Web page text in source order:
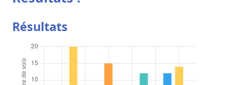
Résultats